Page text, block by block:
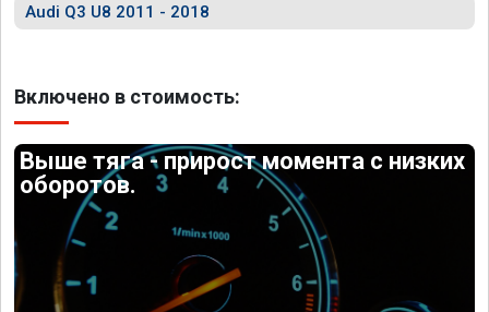
Audi Q3 U8 2011 - 2018
Включено в стоимость:
Выше тяга - прирост момента с низких
оборотов.